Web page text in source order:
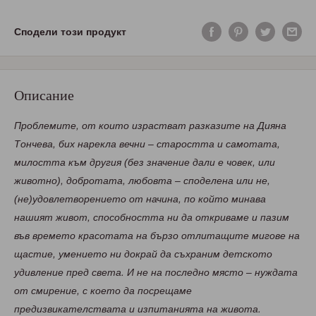
Сподели този продукт
Описание
Проблемите, от които израстват разказите на Дияна
Тончева, бих нарекла вечни – старостта и самотата,
милостта към другия (без значение дали е човек, или
животно), добротата, любовта – споделена или не,
(не)удовлетворението от начина, по който минава
нашият живот, способността ни да откриваме и пазим
във времето красотата на бързо отлитащите мигове на
щастие, умението ни докрай да съхраним детското
удивление пред света. И не на последно място – нуждата
от смирение, с което да посрещаме
предизвикателствата и изпитанията на живота.